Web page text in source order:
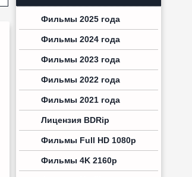
Фильмы 2025 года
Фильмы 2024 года
Фильмы 2023 года
Фильмы 2022 года
Фильмы 2021 года
Лицензия BDRip
Фильмы Full HD 1080p
Фильмы 4K 2160p